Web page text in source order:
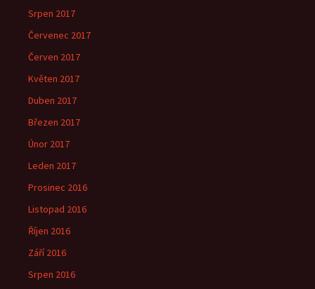
Srpen 2017
Červenec 2017
Červen 2017
Květen 2017
Duben 2017
Březen 2017
Únor 2017
Leden 2017
Prosinec 2016
Listopad 2016
Říjen 2016
Září 2016
Srpen 2016